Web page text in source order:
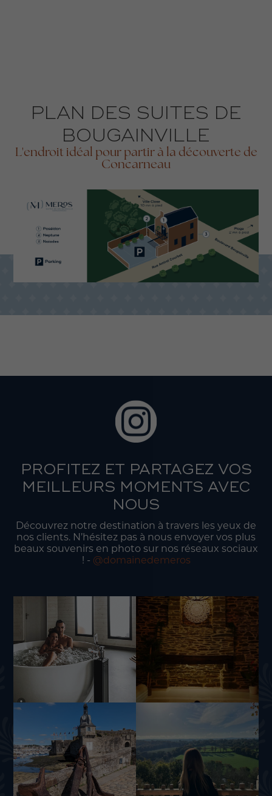
PLAN DES SUITES DE
BOUGAINVILLE
L'endroit idéal pour partir à la découverte de
Concarneau
PROFITEZ ET PARTAGEZ VOS
MEILLEURS MOMENTS AVEC
NOUS
Découvrez notre destination à travers les yeux de
nos clients. N’hésitez pas à nous envoyer vos plus
beaux souvenirs en photo sur nos réseaux sociaux
! - @domainedemeros